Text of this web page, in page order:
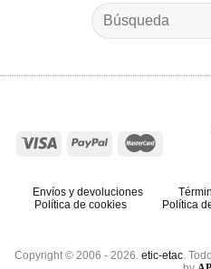
Search
for:
Envíos y devoluciones
Política de cookies
Política
Copyright © 2006 - 2026. etic-etac.